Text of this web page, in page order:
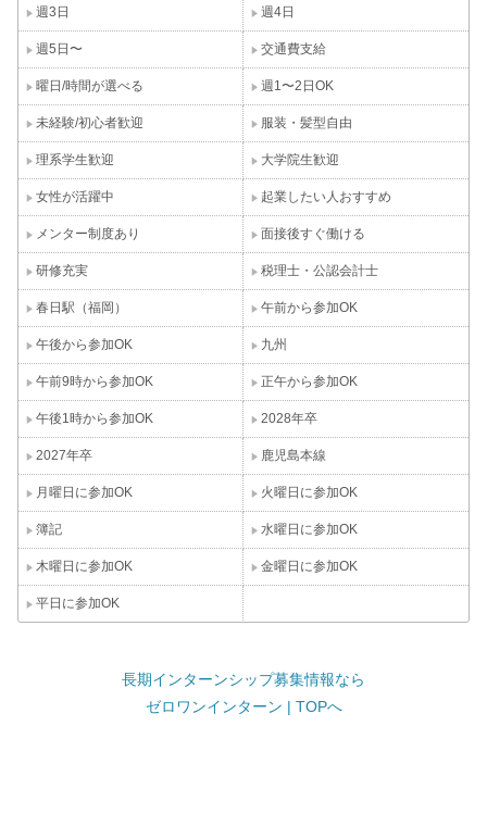
週3日 週4日
週5日〜 交通費支給
曜日/時間が選べる 週1〜2日OK
未経験/初心者歓迎 服装・髪型自由
理系学生歓迎 大学院生歓迎
女性が活躍中 起業したい人おすすめ
メンター制度あり 面接後すぐ働ける
研修充実 税理士・公認会計士
春日駅（福岡） 午前から参加OK
午後から参加OK 九州
午前9時から参加OK 正午から参加OK
午後1時から参加OK 2028年卒
2027年卒 鹿児島本線
月曜日に参加OK 火曜日に参加OK
簿記 水曜日に参加OK
木曜日に参加OK 金曜日に参加OK
平日に参加OK
長期インターンシップ募集情報なら
ゼロワンインターン | TOPへ